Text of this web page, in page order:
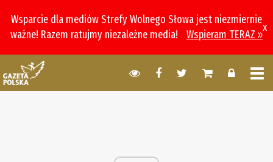
Wsparcie dla mediów Strefy Wolnego Słowa jest niezmiernie
ważne! Razem ratujmy niezależne media!
Wspieram TERAZ »
x